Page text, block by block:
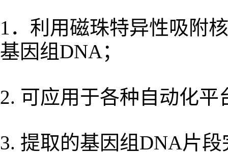
1．利用磁珠特异性吸附
基因组DNA；
2. 可应用于各种自动化
3. 提取的基因组DNA片